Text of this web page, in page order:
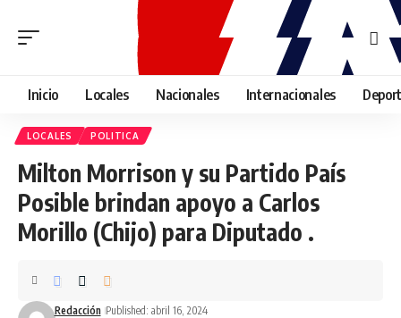
Inicio Locales Nacionales Internacionales
LOCALES POLITICA
Milton Morrison y su Partido País
Posible brindan apoyo a Carlos
Morillo (Chijo) para Diputado .
Redacción Published: abril 16, 2024